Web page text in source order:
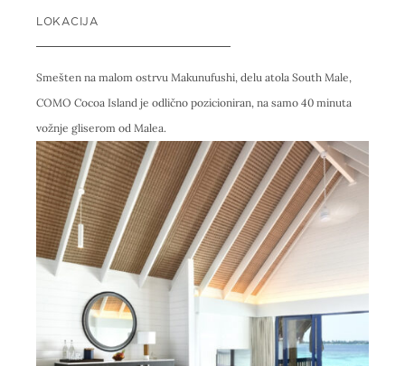
LOKACIJA
Smešten na malom ostrvu Makunufushi, delu atola South Male,
COMO Cocoa Island je odlično pozicioniran, na samo 40 minuta
vožnje gliserom od Malea.